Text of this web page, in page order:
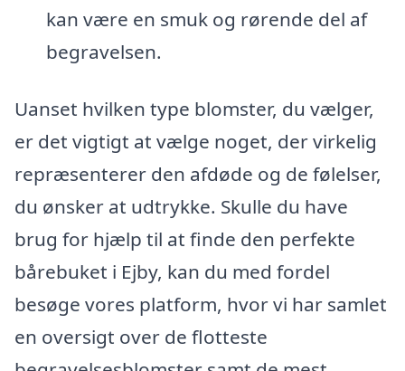
kan være en smuk og rørende del af
begravelsen.
Uanset hvilken type blomster, du vælger,
er det vigtigt at vælge noget, der virkelig
repræsenterer den afdøde og de følelser,
du ønsker at udtrykke. Skulle du have
brug for hjælp til at finde den perfekte
bårebuket i Ejby, kan du med fordel
besøge vores platform, hvor vi har samlet
en oversigt over de flotteste